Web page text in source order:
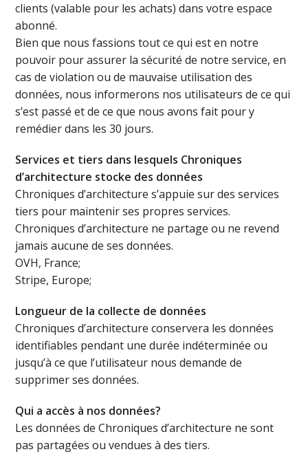
clients (valable pour les achats) dans votre espace
abonné.
Bien que nous fassions tout ce qui est en notre
pouvoir pour assurer la sécurité de notre service, en
cas de violation ou de mauvaise utilisation des
données, nous informerons nos utilisateurs de ce qui
s’est passé et de ce que nous avons fait pour y
remédier dans les 30 jours.
Services et tiers dans lesquels Chroniques
d’architecture stocke des données
Chroniques d’architecture s’appuie sur des services
tiers pour maintenir ses propres services.
Chroniques d’architecture ne partage ou ne revend
jamais aucune de ses données.
OVH, France;
Stripe, Europe;
Longueur de la collecte de données
Chroniques d’architecture conservera les données
identifiables pendant une durée indéterminée ou
jusqu’à ce que l’utilisateur nous demande de
supprimer ses données.
Qui a accès à nos données?
Les données de Chroniques d’architecture ne sont
pas partagées ou vendues à des tiers.